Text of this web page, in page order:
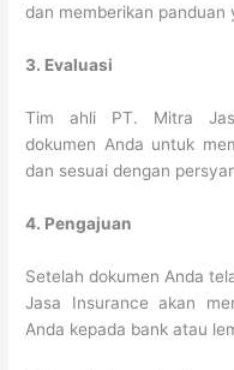
dan memberikan panduan
3. Evaluasi
Tim ahli PT. Mitra
dokumen Anda untuk
dan sesuai dengan
4. Pengajuan
Setelah dokumen Anda
Jasa Insurance akan
Anda kepada bank atau